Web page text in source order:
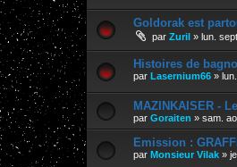
Goldorak est
par Zuril » lun.
Histoires de
par Lasernium66 »
MAZINKAISER -
par Goraiten » sam.
Emission :
par Monsieur Vilak »